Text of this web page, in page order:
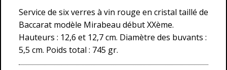
Service de six verres à vin rouge en cristal taillé de
Baccarat modèle Mirabeau début XXème.
Hauteurs : 12,6 et 12,7 cm. Diamètre des buvants :
5,5 cm. Poids total : 745 gr.